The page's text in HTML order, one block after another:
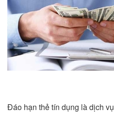
Đáo hạn thẻ tín dụng là dịch